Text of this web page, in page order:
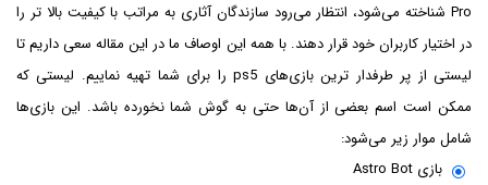
Pro شناخته می‌شود،‌ انتظار می‌رود سازندگان آثاری به مراتب با کیفیت بالا تر را
در اختیار کاربران خود قرار دهند. با همه این اوصاف ما در این مقاله سعی داریم تا
لیستی از پر طرفدار ترین بازی‌های ps5 را برای شما تهیه نماییم. لیستی که
ممکن است اسم بعضی از آن‌ها حتی به گوش شما نخورده باشد. این بازی‌ها
شامل موار زیر می‌شود:
بازی Astro Bot